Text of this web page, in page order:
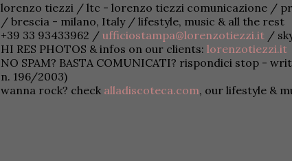
lorenzo tiezzi / ltc - lorenzo tiezzi comunicazione /
/ brescia - milano, Italy / lifestyle, music & all the rest
+39 33 93433962 / ufficiostampa@lorenzotiezzi.it /
HI RES PHOTOS & infos on our clients: lorenzotiezzi.it
NO SPAM? BASTA COMUNICATI? rispondici stop -
n. 196/2003)
wanna rock? check alladiscoteca.com, our lifestyle &